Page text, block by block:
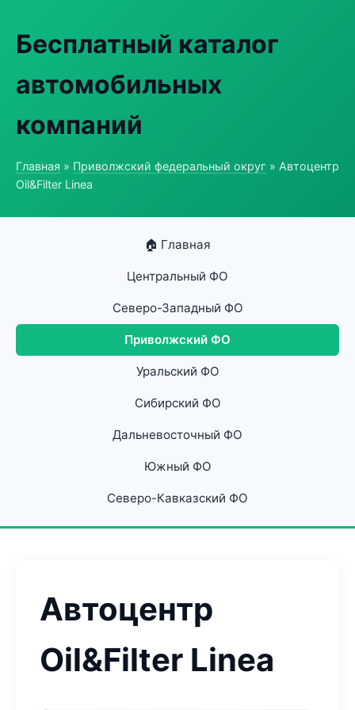
Бесплатный каталог
автомобильных
компаний
Главная » Приволжский федеральный округ » Автоцентр
Oil&Filter Linea
🏠 Главная
Центральный ФО
Северо-Западный ФО
Приволжский ФО
Уральский ФО
Сибирский ФО
Дальневосточный ФО
Южный ФО
Северо-Кавказский ФО
Автоцентр
Oil&Filter Linea